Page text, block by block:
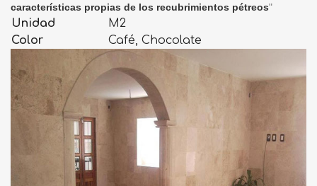
características propias de los recubrimientos pétreos"
Unidad
M2
Color
Café, Chocolate